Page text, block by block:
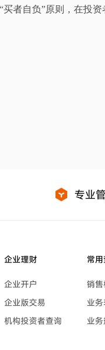
“买者自负”原则，在投
专业
企业理财
企业开户
企业版交易
机构投资者查询
常
销
业
业